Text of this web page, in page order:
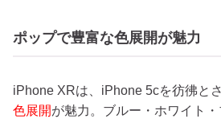
ポップで豊富な色展開が魅力
iPhone XRは、iPhone 5cを彷彿と
色展開が魅力。ブルー・ホワイト